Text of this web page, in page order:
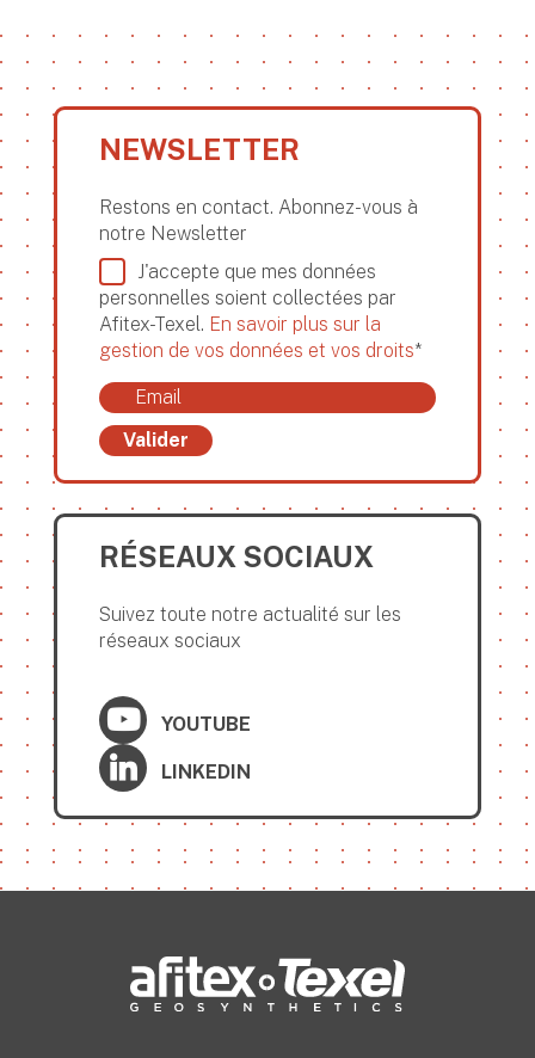
NEWSLETTER
Restons en contact. Abonnez-vous à
notre Newsletter
J'accepte que mes données
personnelles soient collectées par
Afitex-Texel. En savoir plus sur la
gestion de vos données et vos droits*
Valider
RÉSEAUX SOCIAUX
Suivez toute notre actualité sur les
réseaux sociaux
YOUTUBE
LINKEDIN